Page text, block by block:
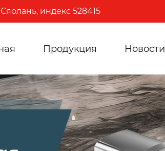
индекс 528415
Продукция Новости